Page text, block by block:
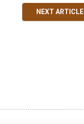
NEXT ARTICLE